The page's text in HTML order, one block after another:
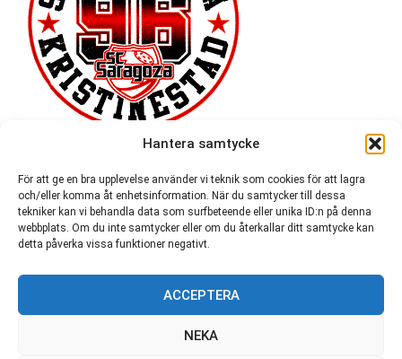
Hantera samtycke
För att ge en bra upplevelse använder vi teknik som cookies för att lagra
och/eller komma åt enhetsinformation. När du samtycker till dessa
tekniker kan vi behandla data som surfbeteende eller unika ID:n på denna
webbplats. Om du inte samtycker eller om du återkallar ditt samtycke kan
detta påverka vissa funktioner negativt.
ACCEPTERA
NEKA